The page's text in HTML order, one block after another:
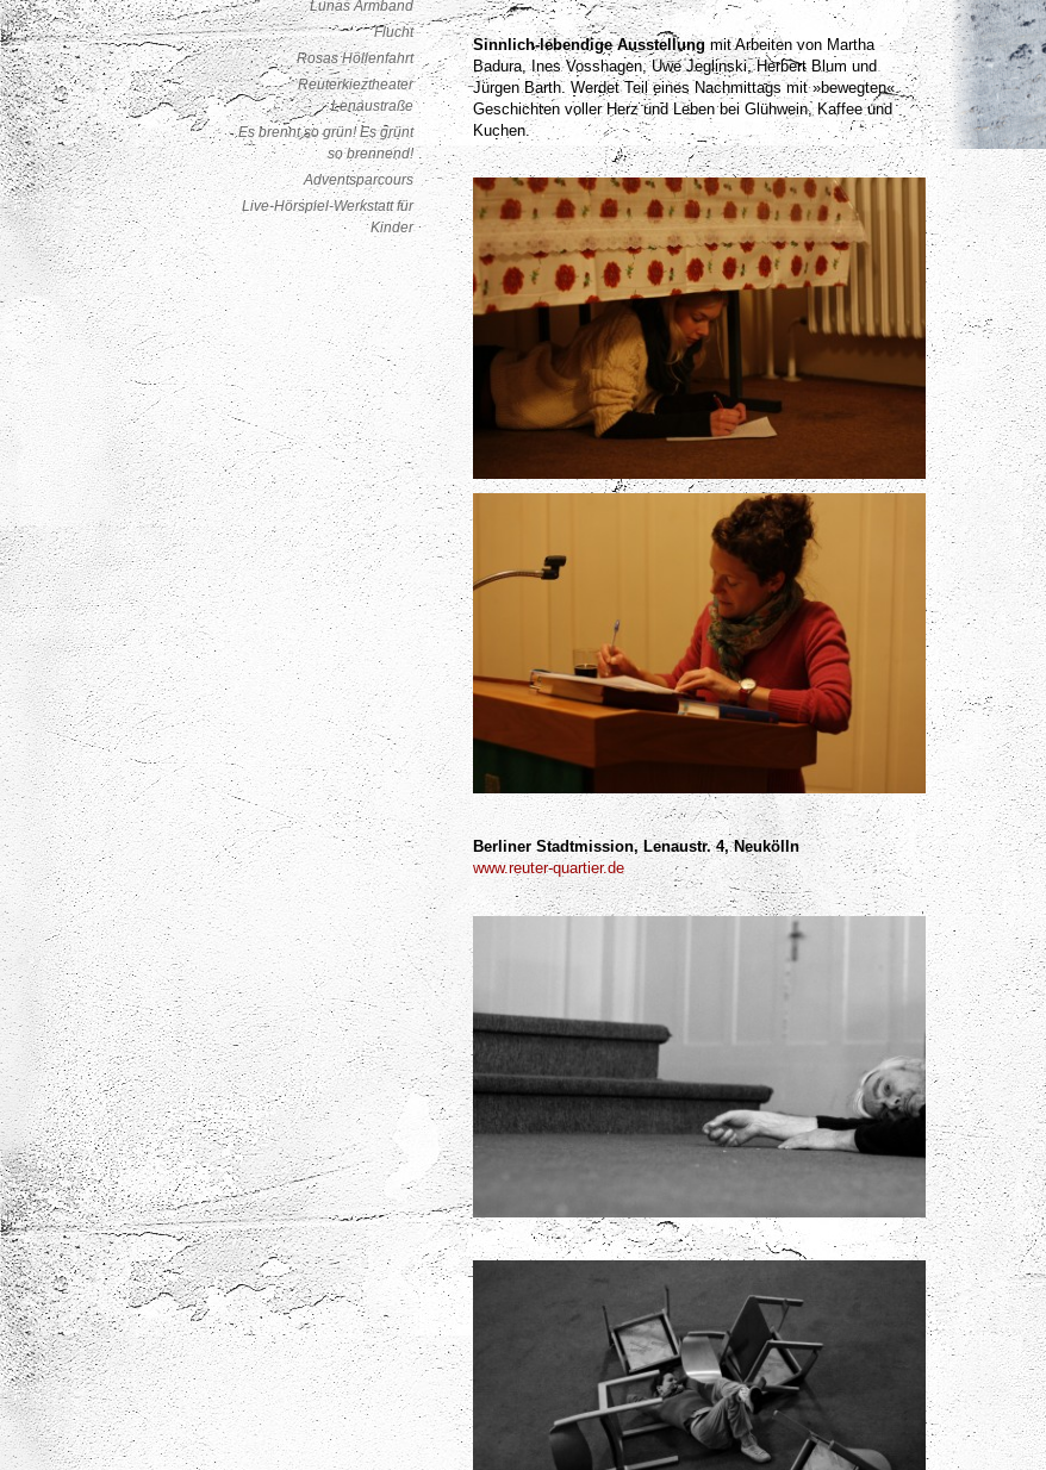
Sinnlich-lebendige Ausstellung mit Arbeiten von Martha
Badura, Ines Vosshagen, Uwe Jeglinski, Herbert Blum und
Jürgen Barth. Werdet Teil eines Nachmittags mit »bewegten«
Geschichten voller Herz und Leben bei Glühwein, Kaffee und
Kuchen.
Berliner Stadtmission, Lenaustr. 4, Neukölln
www.reuter-quartier.de
Lunas Armband
Flucht
Rosas Höllenfahrt
Reuterkieztheater
Lenaustraße
Es brennt so grün! Es grünt
so brennend!
Adventsparcours
Live-Hörspiel-Werkstatt für
Kinder